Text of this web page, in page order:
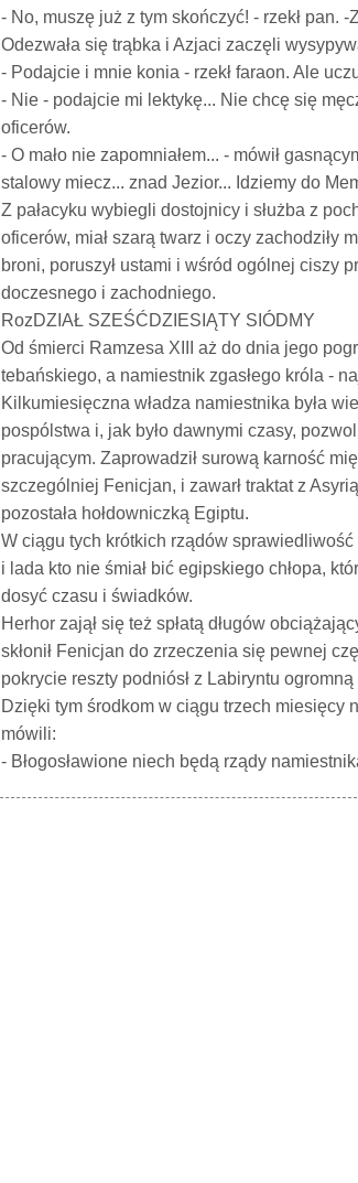
- No, muszę już z tym skończyć! - rzekł pan.
Odezwała się trąbka i Azjaci zaczęli
- Podajcie i mnie konia - rzekł faraon. Ale
- Nie - podajcie mi lektykę... Nie chcę się
oficerów.
- O mało nie zapomniałem... - mówił
stalowy miecz... znad Jezior... Idziemy do
Z pałacyku wybiegli dostojnicy i służba z
oficerów, miał szarą twarz i oczy zachodziły
broni, poruszył ustami i wśród ogólnej ciszy
doczesnego i zachodniego.
RozDZIAŁ SZEŚĆDZIESIĄTY SIÓDMY
Od śmierci Ramzesa XIII aż do dnia jego
tebańskiego, a namiestnik zgasłego króla -
Kilkumiesięczna władza namiestnika była
pospólstwa i, jak było dawnymi czasy,
pracującym. Zaprowadził surową karność
szczególniej Fenicjan, i zawarł traktat z
pozostała hołdowniczką Egiptu.
W ciągu tych krótkich rządów
i lada kto nie śmiał bić egipskiego chłopa,
dosyć czasu i świadków.
Herhor zajął się też spłatą długów
skłonił Fenicjan do zrzeczenia się pewnej
pokrycie reszty podniósł z Labiryntu
Dzięki tym środkom w ciągu trzech miesięcy
mówili:
- Błogosławione niech będą rządy